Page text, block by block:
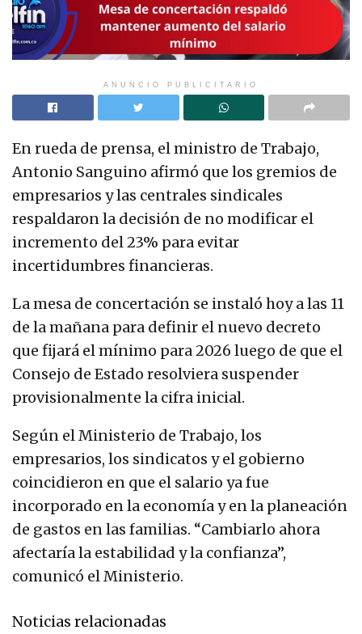
ANUNCIO PUBLICITARIO
En rueda de prensa, el ministro de Trabajo,
Antonio Sanguino afirmó que los gremios de
empresarios y las centrales sindicales
respaldaron la decisión de no modificar el
incremento del 23% para evitar
incertidumbres financieras.
La mesa de concertación se instaló hoy a las 11
de la mañana para definir el nuevo decreto
que fijará el mínimo para 2026 luego de que el
Consejo de Estado resolviera suspender
provisionalmente la cifra inicial.
Según el Ministerio de Trabajo, los
empresarios, los sindicatos y el gobierno
coincidieron en que el salario ya fue
incorporado en la economía y en la planeación
de gastos en las familias. “Cambiarlo ahora
afectaría la estabilidad y la confianza”,
comunicó el Ministerio.
Noticias relacionadas